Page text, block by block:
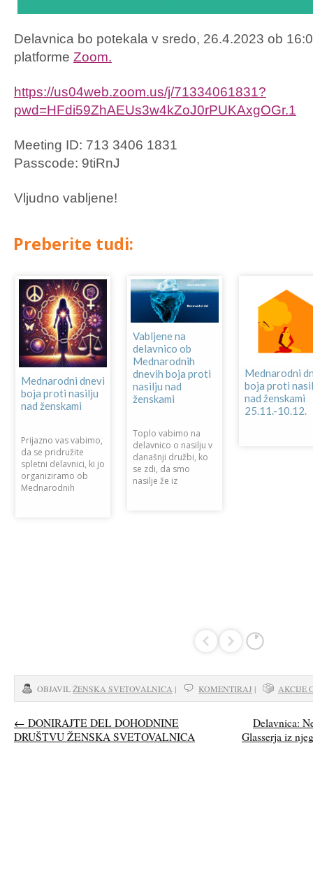
Delavnica bo potekala v sredo, 26.4.2023 ob
platforme Zoom.
https://us04web.zoom.us/j/71334061831?
pwd=HFdi59ZhAEUs3w4kZoJ0rPUKAxgOGr.1
Meeting ID: 713 3406 1831
Passcode: 9tiRnJ
Vljudno vabljene!
Preberite tudi:
Mednarodni dnevi
boja proti nasilju
nad ženskami
Prijazno vas vabimo,
da se pridružite
spletni delavnici, ki jo
organiziramo ob
Mednarodnih
Vabljene na
delavnico ob
Mednarodnih
dnevih boja proti
nasilju nad
ženskami
Toplo vabimo na
delavnico o nasilju v
današnji družbi, ko
se zdi, da smo
nasilje že iz
Mednarodni
boja proti
nad ženskami
25.11.-10.12.
OBJAVILŽENSKA SVETOVALNICA | KOMENTIRAJ | AKCIJE
← DONIRAJTE DEL DOHODNINE
DRUŠTVU ŽENSKA SVETOVALNICA
Delavnica:
Glasserja iz